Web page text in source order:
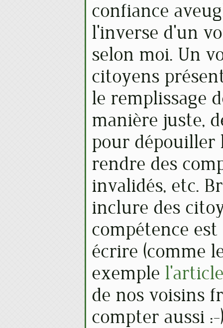
confiance
l'inverse d'un
selon moi. Un
citoyens
le remplissage
manière juste,
pour dépouiller
rendre des
invalidés, etc.
inclure des
compétence
écrire (comme
exemple
de nos voisins
compter aussi :-